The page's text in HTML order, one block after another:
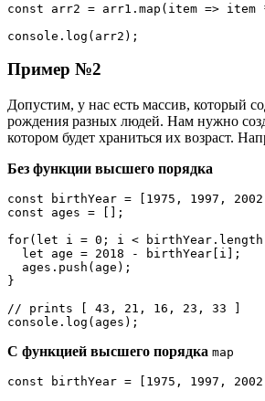
const arr2 = arr1.map(item => item
console.log(arr2);
Пример №2
Допустим, у нас есть массив, который
рождения разных людей. Нам нужно
котором будет храниться их возраст.
Без функции высшего порядка
const birthYear = [1975, 1997,
const ages = [];
for(let i = 0; i <
  let age = 2018 - birthYear[i];
  ages.push(age);
}
// prints [ 43, 21, 16, 23, 33 ]
console.log(ages);
С функцией высшего порядка map
const birthYear = [1975, 1997,